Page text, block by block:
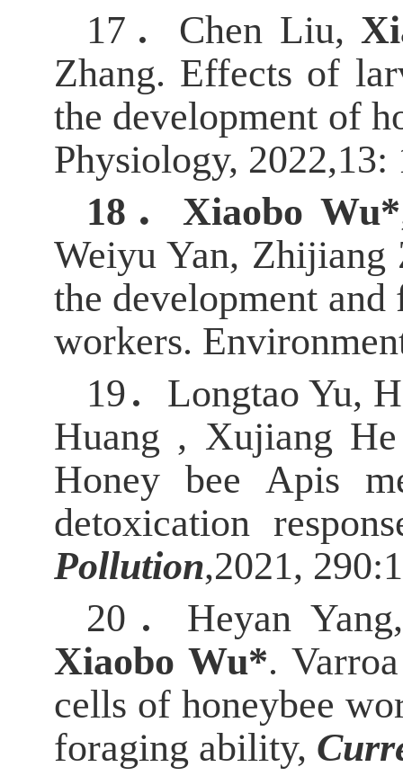
17． Chen Liu,
Zhang. Effects of
the development of
Physiology, 2022,13:
18． Xiaobo Wu*
Weiyu Yan, Zhijiang
the development
workers.
19． Longtao Yu,
Huang , Xujiang
Honey bee Apis
detoxication
Pollution,2021,
20． Heyan
Xiaobo Wu*.
cells of honeybee
foraging ability,